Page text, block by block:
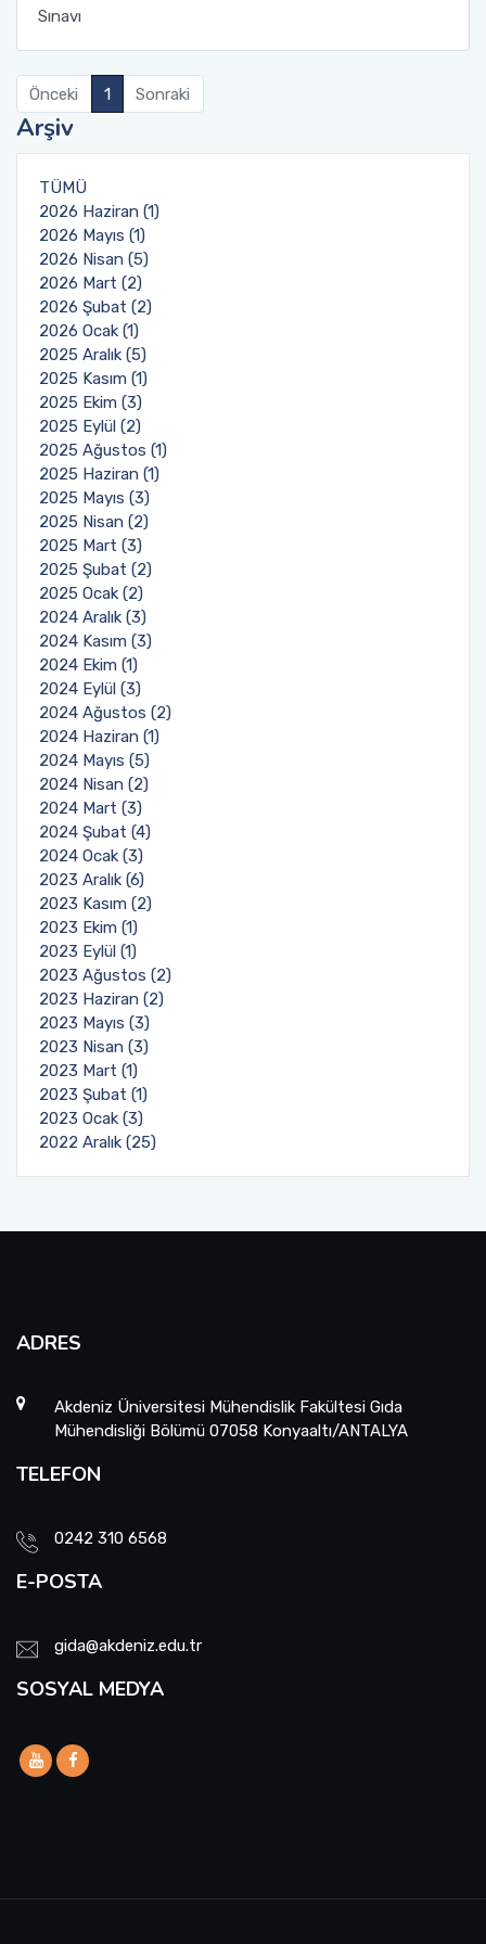
Sınavı
Önceki 1 Sonraki
Arşiv
TÜMÜ
2026 Haziran (1)
2026 Mayıs (1)
2026 Nisan (5)
2026 Mart (2)
2026 Şubat (2)
2026 Ocak (1)
2025 Aralık (5)
2025 Kasım (1)
2025 Ekim (3)
2025 Eylül (2)
2025 Ağustos (1)
2025 Haziran (1)
2025 Mayıs (3)
2025 Nisan (2)
2025 Mart (3)
2025 Şubat (2)
2025 Ocak (2)
2024 Aralık (3)
2024 Kasım (3)
2024 Ekim (1)
2024 Eylül (3)
2024 Ağustos (2)
2024 Haziran (1)
2024 Mayıs (5)
2024 Nisan (2)
2024 Mart (3)
2024 Şubat (4)
2024 Ocak (3)
2023 Aralık (6)
2023 Kasım (2)
2023 Ekim (1)
2023 Eylül (1)
2023 Ağustos (2)
2023 Haziran (2)
2023 Mayıs (3)
2023 Nisan (3)
2023 Mart (1)
2023 Şubat (1)
2023 Ocak (3)
2022 Aralık (25)
ADRES
Akdeniz Üniversitesi Mühendislik Fakültesi Gıda
Mühendisliği Bölümü 07058 Konyaaltı/ANTALYA
TELEFON
0242 310 6568
E-POSTA
gida@akdeniz.edu.tr
SOSYAL MEDYA